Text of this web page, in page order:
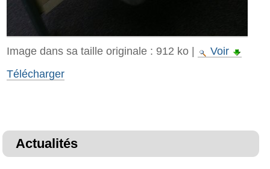
Image dans sa taille originale : 912 ko|
Voir
Télécharger
Actualités